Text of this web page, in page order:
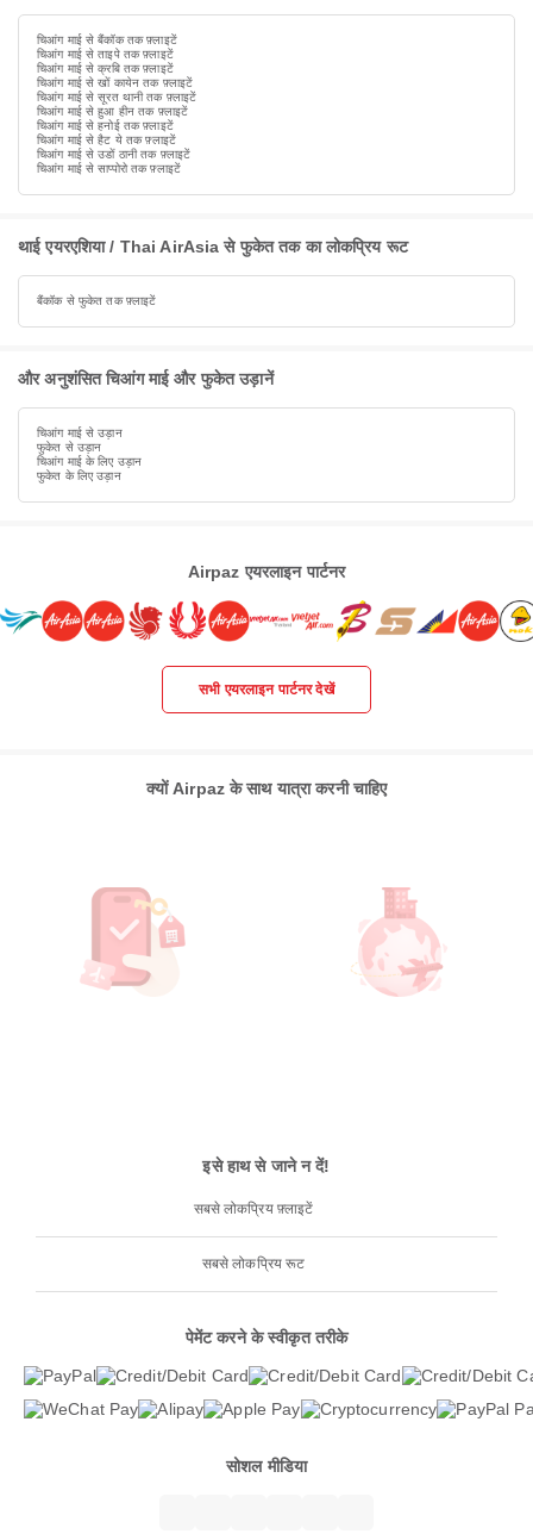
चिआंग माई से बैंकॉक तक फ़्लाइटें
चिआंग माई से ताइपे तक फ़्लाइटें
चिआंग माई से क्रबि तक फ़्लाइटें
चिआंग माई से खों कायेन तक फ़्लाइटें
चिआंग माई से सूरत थानी तक फ़्लाइटें
चिआंग माई से हुआ हीन तक फ़्लाइटें
चिआंग माई से हनोई तक फ़्लाइटें
चिआंग माई से हैट ये तक फ़्लाइटें
चिआंग माई से उडों ठानी तक फ़्लाइटें
चिआंग माई से साप्पोरो तक फ़्लाइटें
थाई एयरएशिया / Thai AirAsia से फुकेत तक का लोकप्रिय रूट
बैंकॉक से फुकेत तक फ़्लाइटें
और अनुशंसित चिआंग माई और फुकेत उड़ानें
चिआंग माई से उड़ान
फुकेत से उड़ान
चिआंग माई के लिए उड़ान
फुकेत के लिए उड़ान
Airpaz एयरलाइन पार्टनर
सभी एयरलाइन पार्टनर देखें
क्यों Airpaz के साथ यात्रा करनी चाहिए
इसे हाथ से जाने न दें!
सबसे लोकप्रिय फ़्लाइटें
सबसे लोकप्रिय रूट
पेमेंट करने के स्वीकृत तरीके
सोशल मीडिया